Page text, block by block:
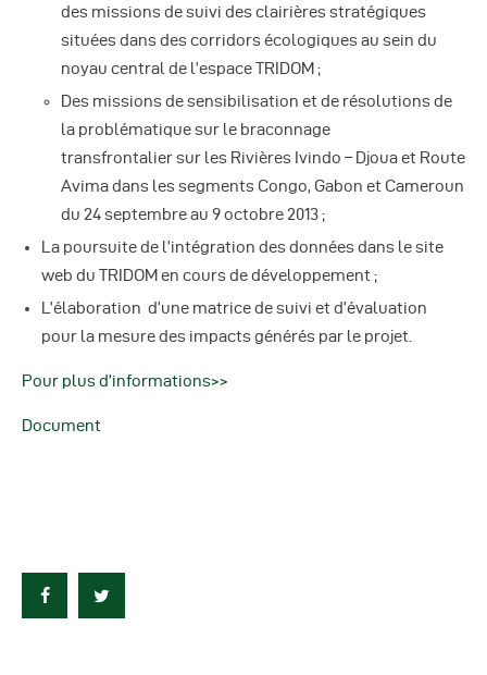
des missions de suivi des clairières stratégiques
situées dans des corridors écologiques au sein du
noyau central de l’espace TRIDOM ;
Des missions de sensibilisation et de résolutions de
la problématique sur le braconnage
transfrontalier sur les Rivières Ivindo – Djoua et Route
Avima dans les segments Congo, Gabon et Cameroun
du 24 septembre au 9 octobre 2013 ;
La poursuite de l’intégration des données dans le site
web du TRIDOM en cours de développement ;
L’élaboration d’une matrice de suivi et d’évaluation
pour la mesure des impacts générés par le projet.
Pour plus d’informations>>
Document